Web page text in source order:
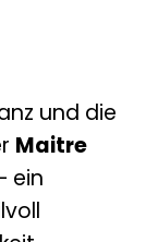
und die
Maitre
ein